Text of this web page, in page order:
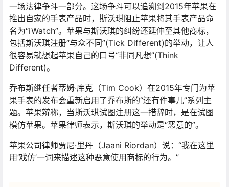
一场法律争斗一部分。这场争斗可以追溯到2015年苹果在
推出自家的手表产品时，斯沃琪阻止苹果将其手表产品命
名为“iWatch”。苹果与斯沃琪的纠纷还延伸至其他商标，
包括斯沃琪注册“与众不同”(Tick Different)的举动，让人
很容易就想起苹果自己的口号“非同凡想”(Think
Different)。
乔布斯继任者蒂姆·库克（Tim Cook）在2015年专门为苹
果手表的发布会重新启用了乔布斯的“还有件事儿”系列主
题。苹果辩称，当斯沃琪试图注册这一措辞时，是在试图
模仿苹果。苹果律师表示，斯沃琪的举动是“恶意的”。
苹果公司律师贾尼·里丹（Jaani Riordan）说：“我在这里
用’戏仿’一词来描述这种恶意使用商标的行为。”